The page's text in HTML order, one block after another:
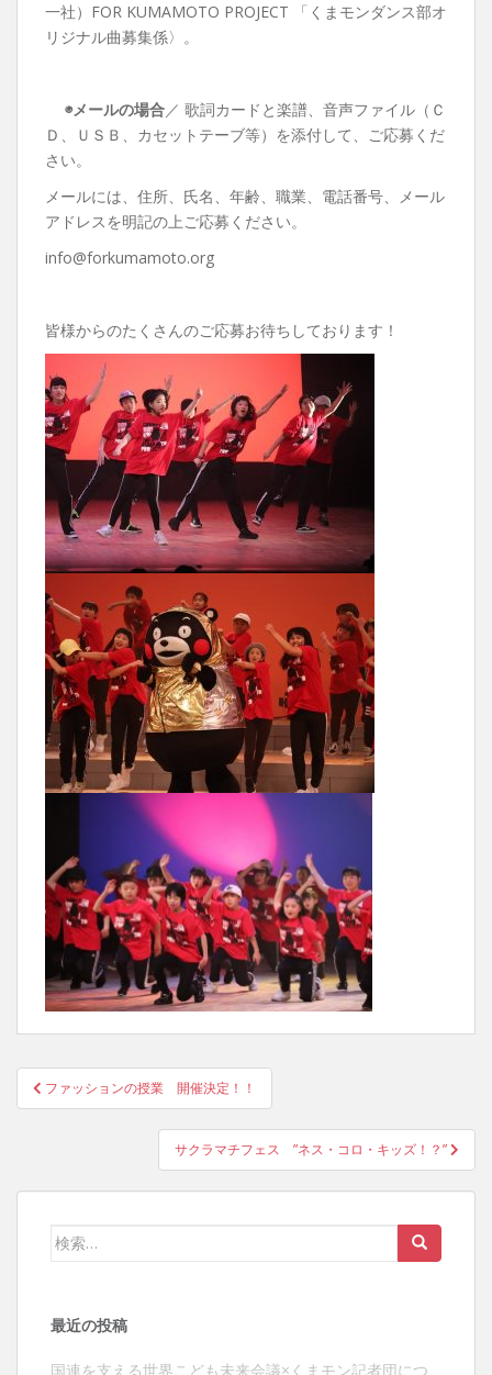
一社）FOR KUMAMOTO PROJECT 「くまモンダンス部オ
リジナル曲募集係〉。
◉メールの場合／ 歌詞カードと楽譜、音声ファイル（Ｃ
Ｄ、ＵＳＢ、カセットテーブ等）を添付して、ご応募くだ
さい。
メールには、住所、氏名、年齢、職業、電話番号、メール
アドレスを明記の上ご応募ください。
info@forkumamoto.org
皆様からのたくさんのご応募お待ちしております！
投
稿
ゲ
ファッションの授業 開催決定！！
サクラマチフェス ”ネス・コロ・キッズ！？”
検
最近の投稿
国連を支える世界こども未来会議×くまモン記者団につ